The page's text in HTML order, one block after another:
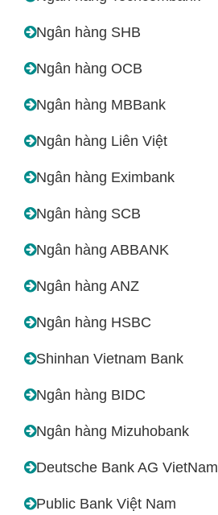
Ngân hàng SHB
Ngân hàng OCB
Ngân hàng MBBank
Ngân hàng Liên Việt
Ngân hàng Eximbank
Ngân hàng SCB
Ngân hàng ABBANK
Ngân hàng ANZ
Ngân hàng HSBC
Shinhan Vietnam Bank
Ngân hàng BIDC
Ngân hàng Mizuhobank
Deutsche Bank AG VietNam
Public Bank Việt Nam